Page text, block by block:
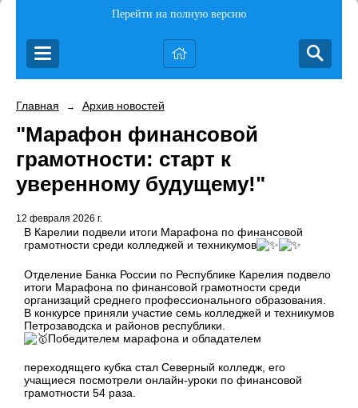
Перейти на полную версию
Главная → Архив новостей
"Марафон финансовой
грамотности: старт к
уверенному будущему!"
12 февраля 2026 г.
В Карелии подвели итоги Марафона по финансовой
грамотности среди колледжей и техникумов
Отделение Банка России по Республике Карелия подвело
итоги Марафона по финансовой грамотности среди
организаций среднего профессионального образования.
В конкурсе приняли участие семь колледжей и техникумов
Петрозаводска и районов республики.
Победителем марафона и обладателем
переходящего кубка стал Северный колледж, его
учащиеся посмотрели онлайн-уроки по финансовой
грамотности 54 раза.